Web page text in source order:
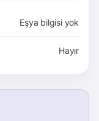
Eşya bilgisi yok
Hayır